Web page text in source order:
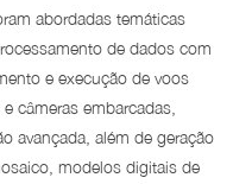
abordadas temáticas
de dados com
e execução de voos
câmeras embarcadas,
avançada, além de geração
modelos digitais de